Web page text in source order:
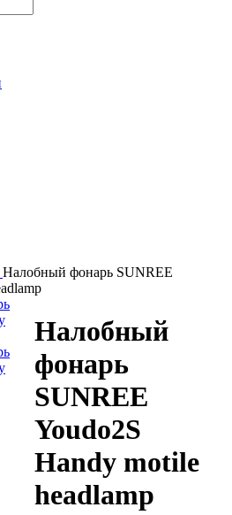
Налобный фонарь SUNREE
Налобный
фонарь
SUNREE
Youdo2S
Handy motile
headlamp